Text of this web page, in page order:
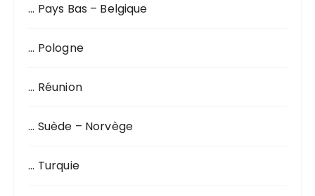
… Pays Bas – Belgique
… Pologne
… Réunion
… Suède – Norvège
… Turquie